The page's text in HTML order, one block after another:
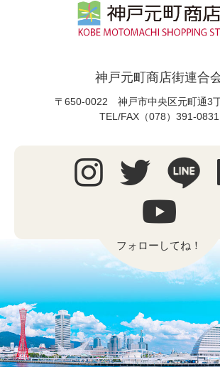
神戸元町商店街連合
〒650-0022 神戸市中央区元町通3
TEL/FAX（078）391-0831
フォローしてね！